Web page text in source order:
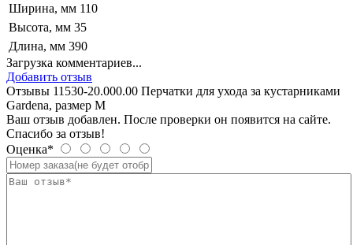
Ширина, мм 110
Высота, мм 35
Длина, мм 390
Загрузка комментариев...
Добавить отзыв
Отзывы 11530-20.000.00 Перчатки для ухода за кустарниками
Gardena, размер M
Ваш отзыв добавлен. После проверки он появится на сайте.
Спасибо за отзыв!
Оценка*